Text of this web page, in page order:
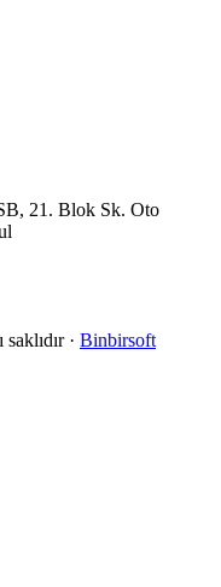
21. Blok Sk. Oto
· Binbirsoft